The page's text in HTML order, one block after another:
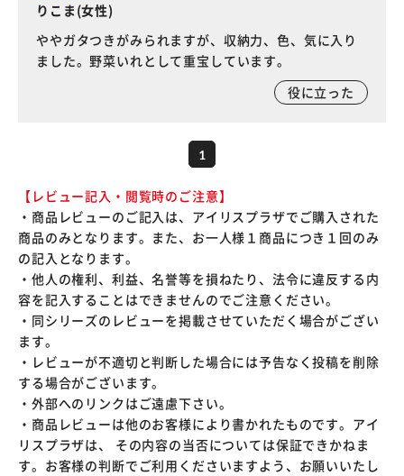
りこま(女性)
ややガタつきがみられますが、収納力、色、気に入り
ました。野菜いれとして重宝しています。
役に立った
1
【レビュー記入・閲覧時のご注意】
・商品レビューのご記入は、アイリスプラザでご購入された
商品のみとなります。また、お一人様１商品につき１回のみ
の記入となります。
・他人の権利、利益、名誉等を損ねたり、法令に違反する内
容を記入することはできませんのでご注意ください。
・同シリーズのレビューを掲載させていただく場合がござい
ます。
・レビューが不適切と判断した場合には予告なく投稿を削除
する場合がございます。
・外部へのリンクはご遠慮下さい。
・商品レビューは他のお客様により書かれたものです。アイ
リスプラザは、 その内容の当否については保証できかねま
す。お客様の判断でご利用くださいますよう、お願いいたし